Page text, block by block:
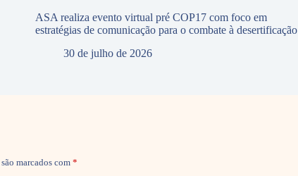
ASA realiza evento virtual pré COP17 com foco em
estratégias de comunicação para o combate à desertificação
30 de julho de 2026
marcados com *